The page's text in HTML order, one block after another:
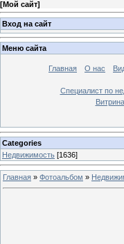
[Мой сайт]
Вход на сайт
Меню сайта
Главная О нас
Специалист по
Categories
Недвижимость [1636]
Главная » Фотоальбом »